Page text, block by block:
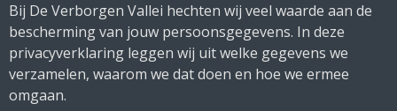
Bij De Verborgen Vallei hechten wij veel waarde aan de
bescherming van jouw persoonsgegevens. In deze
privacyverklaring leggen wij uit welke gegevens we
verzamelen, waarom we dat doen en hoe we ermee
omgaan.